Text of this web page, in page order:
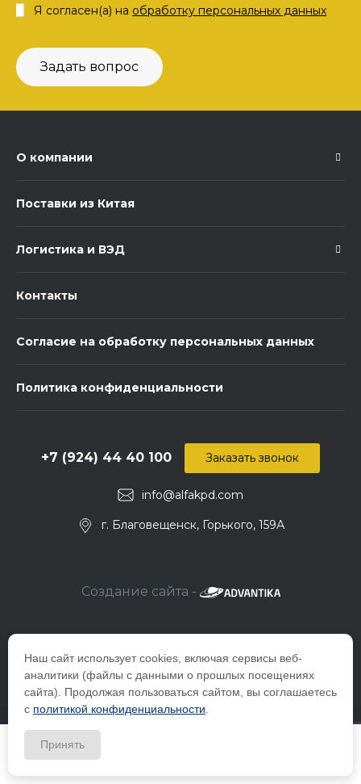
Наш сайт использует cookies, включая сервисы веб-
аналитики (файлы с данными о прошлых посещениях
сайта). Продолжая пользоваться сайтом, вы соглашаетесь
с политикой конфиденциальности
Принять
Задать вопрос
Я согласен(а) на обработку персональных данных
О компании
Поставки из Китая
Логистика и ВЭД
Контакты
Согласие на обработку персональных данных
Политика конфиденциальности
info@alfakpd.com
+7 (924) 44 40 100
г. Благовещенск, Горького, 159А
Заказать звонок
Создание сайта -